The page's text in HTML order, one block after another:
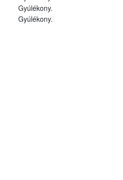
Gyúlékony.
Gyúlékony.